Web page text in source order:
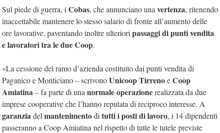
Sul piede di guerra, i Cobas, che annunciano una vertenza, ritenendo
inaccettabile mantenere lo stesso salario di fronte all’aumento delle
ore lavorative, paventando inoltre ulteriori passaggi di punti vendita
e lavoratori tra le due Coop.
«La cessione del ramo d’azienda costituito dai punti vendita di
Paganico e Monticiano – scrivonoUnicoop TirrenoeCoop
Amiatina– fa parte di una normale operazionerealizzata da due
imprese cooperative che l’hanno reputata di reciproco interesse. A
garanziadel mantenimentodi tutti i posti di lavoro, i 14 dipendenti
passeranno a Coop Amiatina nel rispetto di tutte le tutele previste